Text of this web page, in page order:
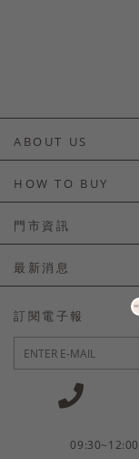
ABOUT US
HOW TO BUY
如何購買
會員常見問題
訂單常見問題
商品售後服務
電子發票
門市資訊
門市資訊
最新消息
LINE官方會員活動
訂閱電子報